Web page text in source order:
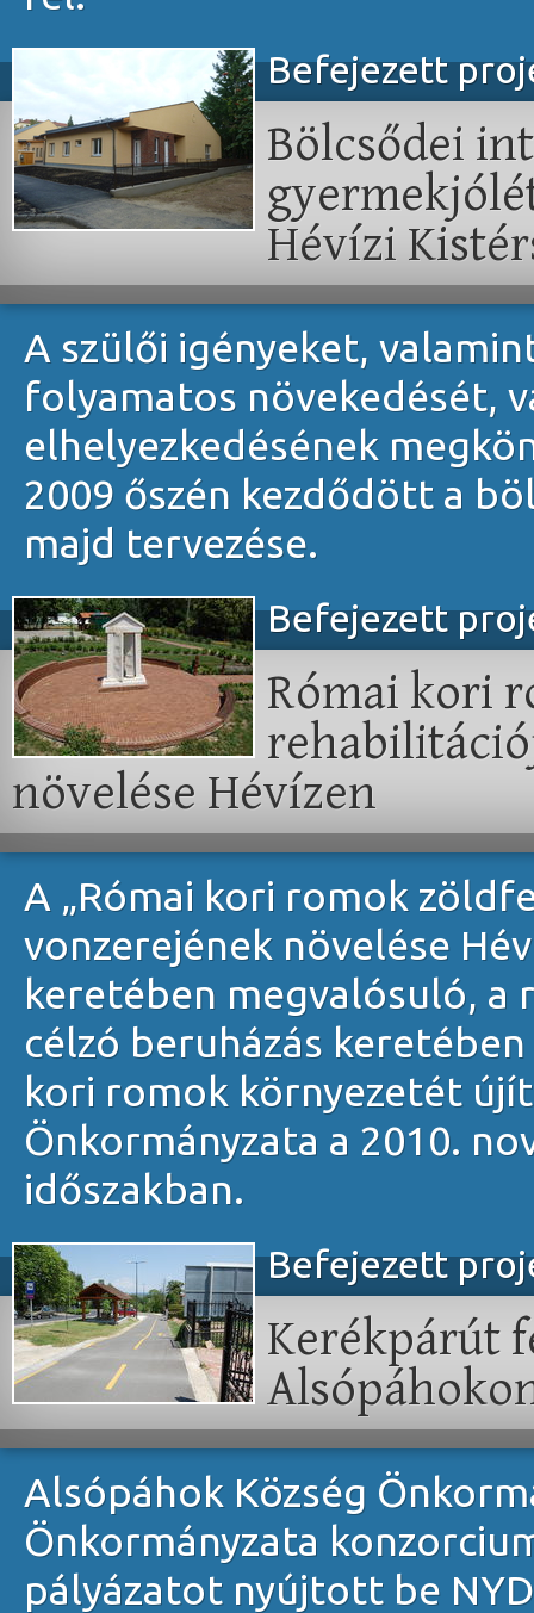
Befejezett
Bölcsődei
Hévízi
A szülői igényeket,
folyamatos növekedését,
elhelyezkedésének
2009 őszén kezdődött a
majd tervezése.
Befejezett
Római kori
növelése Hévízen
A „Római kori romok
vonzerejének növelése
keretében megvalósuló,
célzó beruházás
kori romok környezetét
Önkormányzata a 2010.
időszakban.
Befejezett
Kerékpárút
Alsópáhok Község
Önkormányzata
pályázatot nyújtott be